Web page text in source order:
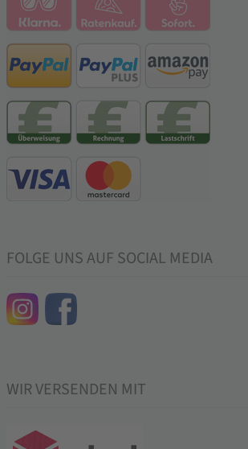
FOLGE UNS AUF SOCIAL MEDIA
WIR VERSENDEN MIT